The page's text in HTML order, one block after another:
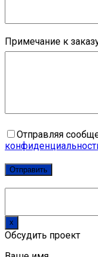
Примечание к
Отправляя
x
Обсудить проект